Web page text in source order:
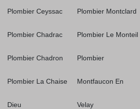
Plombier Ceyssac
Plombier Chadrac
Plombier Chadron
Plombier La Chaise
Dieu
Plombier Montclard
Plombier Le Monteil
Plombier
Montfaucon En
Velay